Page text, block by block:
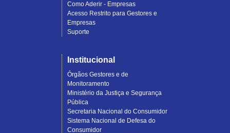
Como Aderir - Empresas
Acesso Restrito para Gestores e
Empresas
Suporte
Institucional
Órgãos Gestores e de
Monitoramento
Ministério da Justiça e Segurança
Pública
Secretaria Nacional do Consumidor
Sistema Nacional de Defesa do
Consumidor